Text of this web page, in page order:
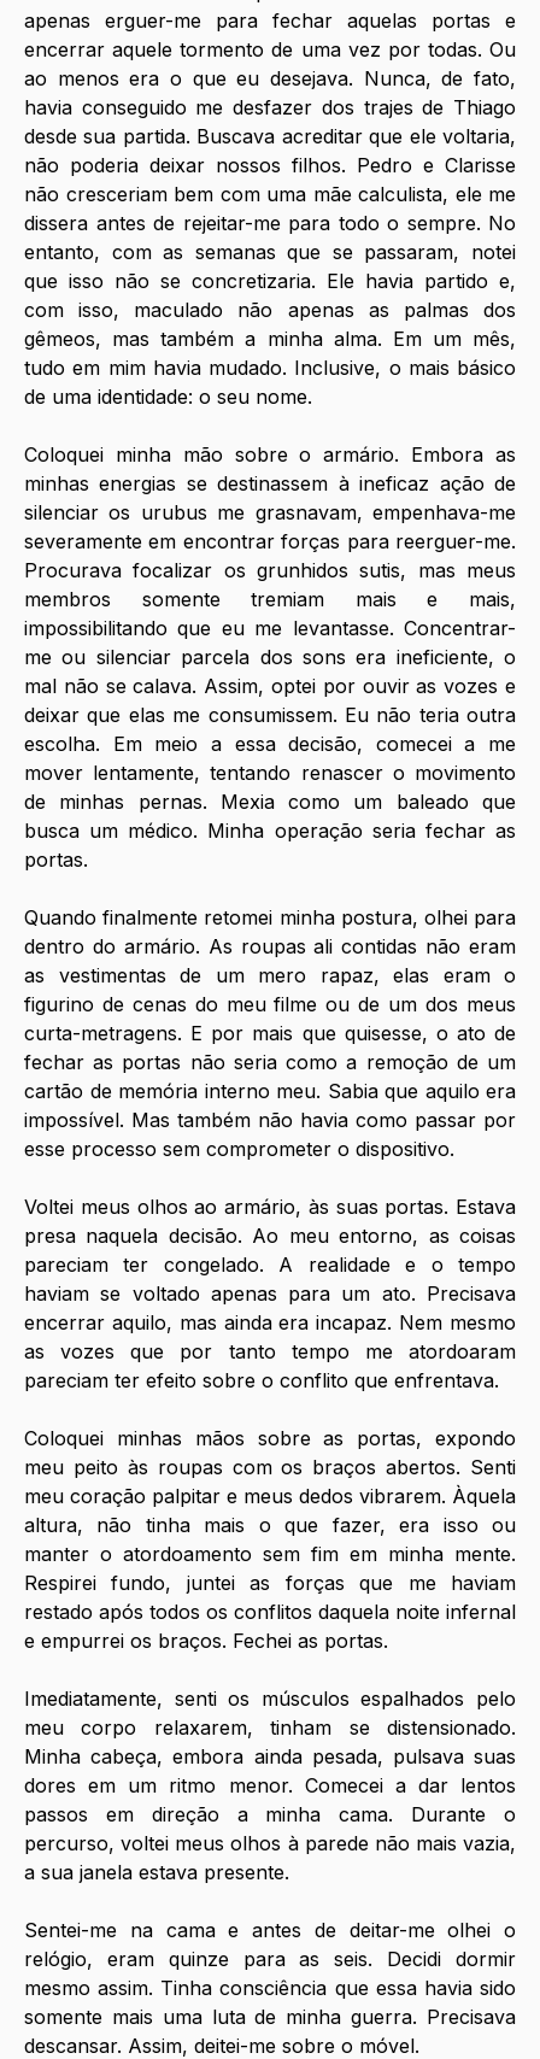
apenas erguer-me para fechar aquelas portas e
encerrar aquele tormento de uma vez por todas. Ou
ao menos era o que eu desejava. Nunca, de fato,
havia conseguido me desfazer dos trajes de Thiago
desde sua partida. Buscava acreditar que ele voltaria,
não poderia deixar nossos filhos. Pedro e Clarisse
não cresceriam bem com uma mãe calculista, ele me
dissera antes de rejeitar-me para todo o sempre. No
entanto, com as semanas que se passaram, notei
que isso não se concretizaria. Ele havia partido e,
com isso, maculado não apenas as palmas dos
gêmeos, mas também a minha alma. Em um mês,
tudo em mim havia mudado. Inclusive, o mais básico
de uma identidade: o seu nome.
Coloquei minha mão sobre o armário. Embora as
minhas energias se destinassem à ineficaz ação de
silenciar os urubus me grasnavam, empenhava-me
severamente em encontrar forças para reerguer-me.
Procurava focalizar os grunhidos sutis, mas meus
membros somente tremiam mais e mais,
impossibilitando que eu me levantasse. Concentrar-
me ou silenciar parcela dos sons era ineficiente, o
mal não se calava. Assim, optei por ouvir as vozes e
deixar que elas me consumissem. Eu não teria outra
escolha. Em meio a essa decisão, comecei a me
mover lentamente, tentando renascer o movimento
de minhas pernas. Mexia como um baleado que
busca um médico. Minha operação seria fechar as
portas.
Quando finalmente retomei minha postura, olhei para
dentro do armário. As roupas ali contidas não eram
as vestimentas de um mero rapaz, elas eram o
figurino de cenas do meu filme ou de um dos meus
curta-metragens. E por mais que quisesse, o ato de
fechar as portas não seria como a remoção de um
cartão de memória interno meu. Sabia que aquilo era
impossível. Mas também não havia como passar por
esse processo sem comprometer o dispositivo.
Voltei meus olhos ao armário, às suas portas. Estava
presa naquela decisão. Ao meu entorno, as coisas
pareciam ter congelado. A realidade e o tempo
haviam se voltado apenas para um ato. Precisava
encerrar aquilo, mas ainda era incapaz. Nem mesmo
as vozes que por tanto tempo me atordoaram
pareciam ter efeito sobre o conflito que enfrentava.
Coloquei minhas mãos sobre as portas, expondo
meu peito às roupas com os braços abertos. Senti
meu coração palpitar e meus dedos vibrarem. Àquela
altura, não tinha mais o que fazer, era isso ou
manter o atordoamento sem fim em minha mente.
Respirei fundo, juntei as forças que me haviam
restado após todos os conflitos daquela noite infernal
e empurrei os braços. Fechei as portas.
Imediatamente, senti os músculos espalhados pelo
meu corpo relaxarem, tinham se distensionado.
Minha cabeça, embora ainda pesada, pulsava suas
dores em um ritmo menor. Comecei a dar lentos
passos em direção a minha cama. Durante o
percurso, voltei meus olhos à parede não mais vazia,
a sua janela estava presente.
Sentei-me na cama e antes de deitar-me olhei o
relógio, eram quinze para as seis. Decidi dormir
mesmo assim. Tinha consciência que essa havia sido
somente mais uma luta de minha guerra. Precisava
descansar. Assim, deitei-me sobre o móvel.